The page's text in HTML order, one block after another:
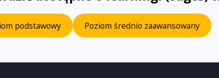
podstawowy Poziom średnio zaawansowany